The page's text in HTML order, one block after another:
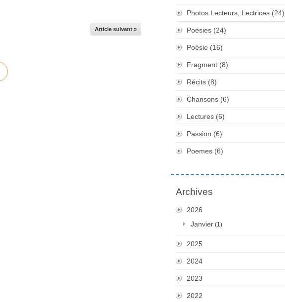
Article suivant »
Photos Lecteurs, Lectrices (24)
Poésies (24)
Poésie (16)
Fragment (8)
Récits (8)
Chansons (6)
Lectures (6)
Passion (6)
Poemes (6)
Archives
2026
Janvier (1)
2025
2024
2023
2022